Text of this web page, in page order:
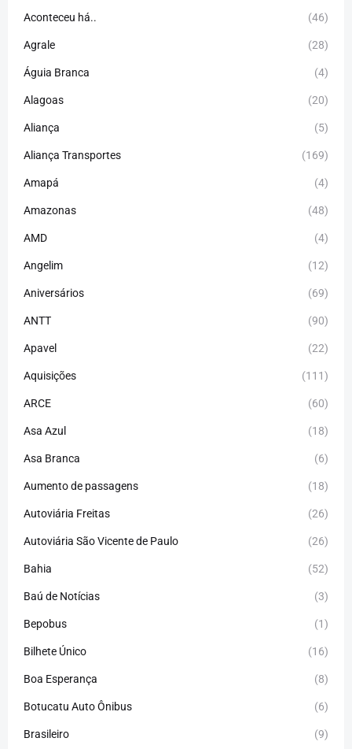
Aconteceu há.. (46)
Agrale (28)
Águia Branca (4)
Alagoas (20)
Aliança (5)
Aliança Transportes (169)
Amapá (4)
Amazonas (48)
AMD (4)
Angelim (12)
Aniversários (69)
ANTT (90)
Apavel (22)
Aquisições (111)
ARCE (60)
Asa Azul (18)
Asa Branca (6)
Aumento de passagens (18)
Autoviária Freitas (26)
Autoviária São Vicente de Paulo (26)
Bahia (52)
Baú de Notícias (3)
Bepobus (1)
Bilhete Único (16)
Boa Esperança (8)
Botucatu Auto Ônibus (6)
Brasileiro (9)